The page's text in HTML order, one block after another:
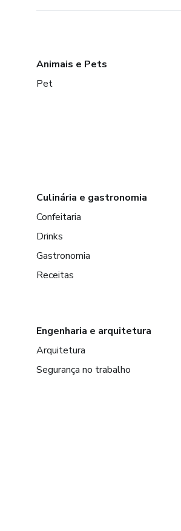
Animais e Pets
Pet
Culinária e gastronomia
Confeitaria
Drinks
Gastronomia
Receitas
Engenharia e arquitetura
Arquitetura
Segurança no trabalho